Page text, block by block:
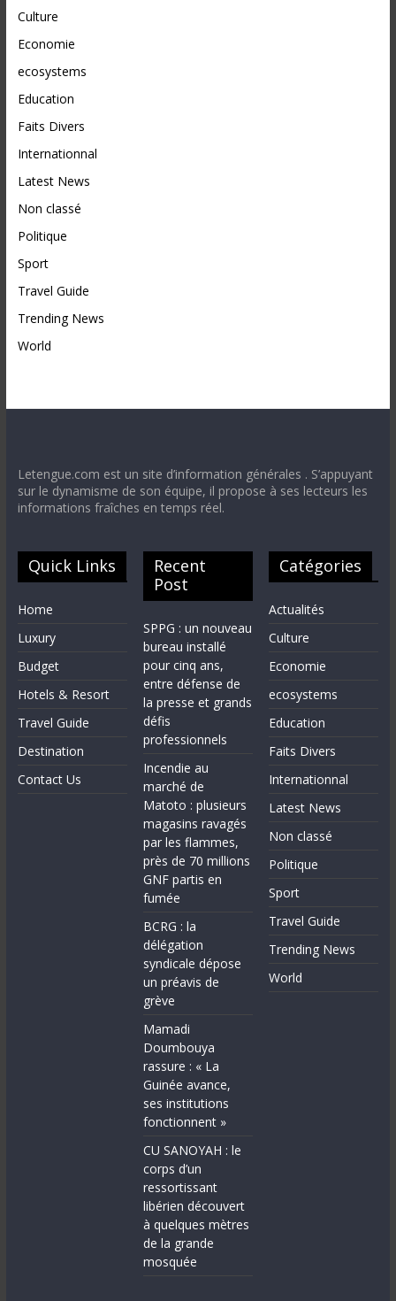
Culture
Economie
ecosystems
Education
Faits Divers
Internationnal
Latest News
Non classé
Politique
Sport
Travel Guide
Trending News
World
Letengue.com est un site d’information générales . S’appuyant
sur le dynamisme de son équipe, il propose à ses lecteurs les
informations fraîches en temps réel.
Quick Links
Home
Luxury
Budget
Hotels & Resort
Travel Guide
Destination
Contact Us
Recent
Post
SPPG : un nouveau
bureau installé
pour cinq ans,
entre défense de
la presse et grands
défis
professionnels
Incendie au
marché de
Matoto : plusieurs
magasins ravagés
par les flammes,
près de 70 millions
GNF partis en
fumée
BCRG : la
délégation
syndicale dépose
un préavis de
grève
Mamadi
Doumbouya
rassure : « La
Guinée avance,
ses institutions
fonctionnent »
CU SANOYAH : le
corps d’un
ressortissant
libérien découvert
à quelques mètres
de la grande
mosquée
Catégories
Actualités
Culture
Economie
ecosystems
Education
Faits Divers
Internationnal
Latest News
Non classé
Politique
Sport
Travel Guide
Trending News
World